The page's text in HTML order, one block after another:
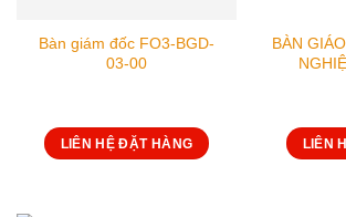
Bàn giám đốc FO3-BGD-
03-00
LIÊN HỆ ĐẶT HÀNG
BÀN
LIÊN